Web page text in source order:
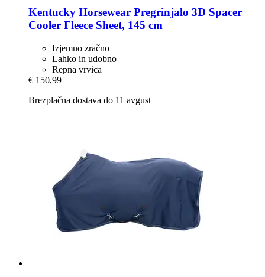
Kentucky Horsewear Pregrinjalo 3D Spacer
Cooler Fleece Sheet, 145 cm
Izjemno zračno
Lahko in udobno
Repna vrvica
€ 150,99
Brezplačna dostava do 11 avgust